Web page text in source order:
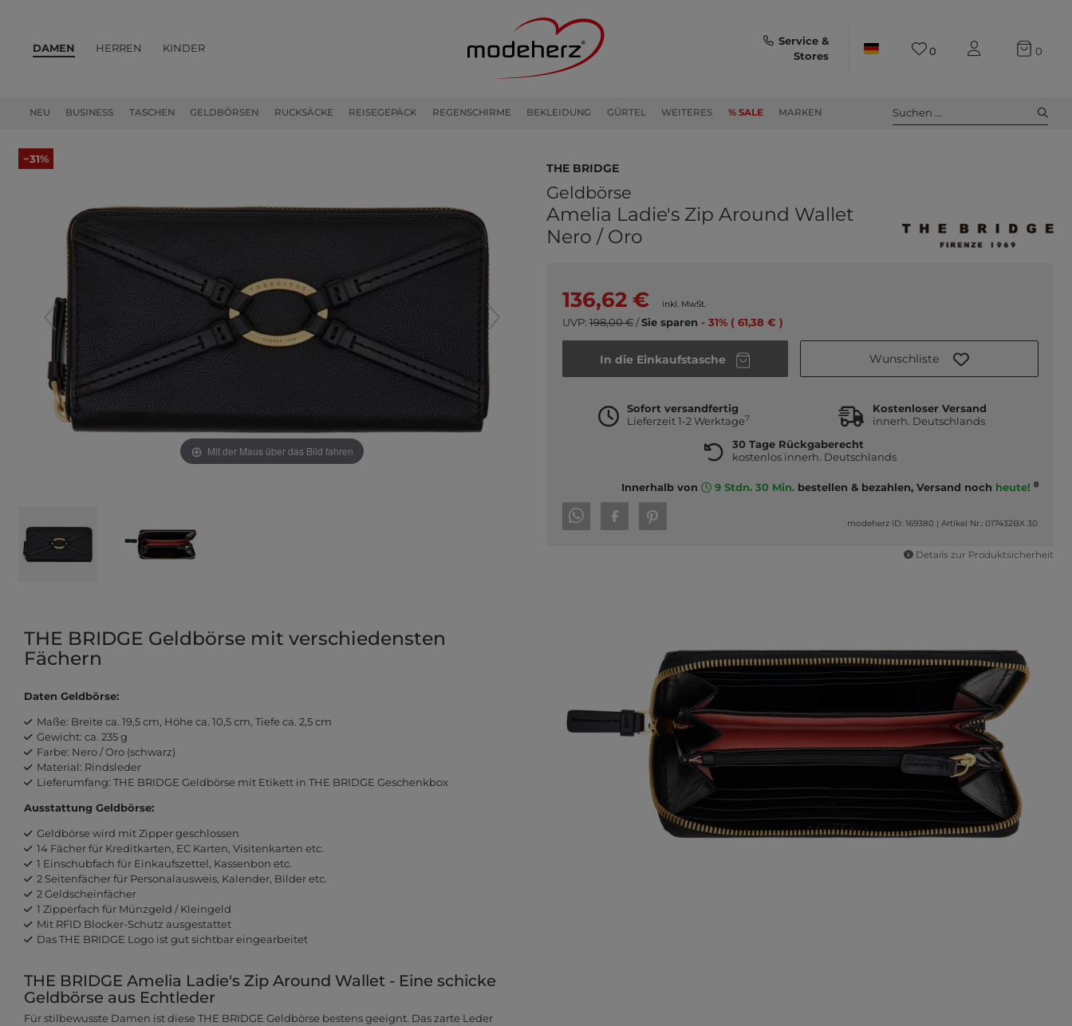
DAMEN
NEU BUSINESS TASCHEN GELDBÖRSEN RUCKSÄCKE REISEGEPÄCK REGENSCHIRME BEKLEIDUNG GÜRTEL WEITERES % SALE MARKEN
HERREN KINDER
Service &
Stores
0 0
Suchen ...
−31%
Mit der Maus über das Bild fahren
THE BRIDGE
Geldbörse
Amelia Ladie's Zip Around Wallet
Nero / Oro
136,62 € inkl. MwSt.
UVP: 198,00 €/Sie sparen - 31% ( 61,38 € )
In die Einkaufstasche Wunschliste
Sofort versandfertig
Lieferzeit 1-2 Werktage7
Kostenloser Versand
innerh. Deutschlands
30 Tage Rückgaberecht
kostenlos innerh. Deutschlands
Innerhalb von 9 Stdn. 30 Min.bestellen & bezahlen, Versand noch heute! 8
modeherz ID: 169380 |Artikel Nr.: 017432BX 30
Details zur Produktsicherheit
THE BRIDGE Geldbörse mit verschiedensten
Fächern
Daten Geldbörse:
Maße: Breite ca. 19,5 cm, Höhe ca. 10,5 cm, Tiefe ca. 2,5 cm
Gewicht: ca. 235 g
Farbe: Nero / Oro (schwarz)
Material: Rindsleder
Lieferumfang: THE BRIDGE Geldbörse mit Etikett in THE BRIDGE Geschenkbox
Ausstattung Geldbörse:
Geldbörse wird mit Zipper geschlossen
14 Fächer für Kreditkarten, EC Karten, Visitenkarten etc.
1 Einschubfach für Einkaufszettel, Kassenbon etc.
2 Seitenfächer für Personalausweis, Kalender, Bilder etc.
2 Geldscheinfächer
1 Zipperfach für Münzgeld / Kleingeld
Mit RFID Blocker-Schutz ausgestattet
Das THE BRIDGE Logo ist gut sichtbar eingearbeitet
THE BRIDGE Amelia Ladie's Zip Around Wallet - Eine schicke
Geldbörse aus Echtleder
Für stilbewusste Damen ist diese THE BRIDGE Geldbörse bestens geeignt. Das zarte Leder